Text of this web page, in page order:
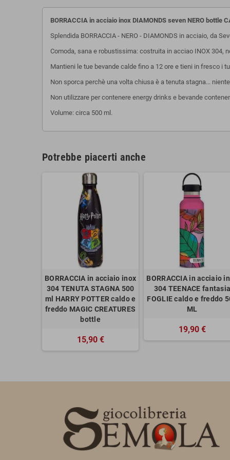
BORRACCIA in acciaio inox DIAMONDS seven NERO bottle
Splendida BORRACCIA - NERO - DIAMONDS in acciaio, da
Comoda, sana e robustissima: costruita in acciao INOX 304,
Mantieni le tue bevande calde fino a 12 ore e tieni in fresco i
Non sporca perchè una volta chiusa è a tenuta stagna...
Non utilizzare per contenere energy drinks e bevande
Volume: circa 500 ml.
Potrebbe piacerti anche
BORRACCIA in acciaio inox
304 TENUTA STAGNA 500
ml HARRY POTTER caldo e
freddo MAGIC CREATURES
bottle
15,90 €
BORRACCIA in acciaio
304 TEENACE
FOGLIE caldo e freddo
ML
19,90 €